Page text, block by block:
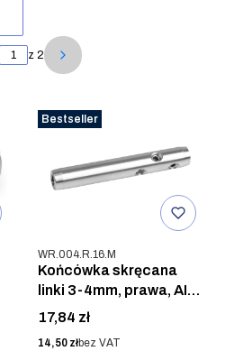
z 2
Następne produkty
Bestseller
Kod produktu
WR.004.R.16.M
Końcówka skręcana
linki 3-4mm, prawa, AISI
316, POLER
Cena
17,84 zł
Cena
14,50 złbez VAT